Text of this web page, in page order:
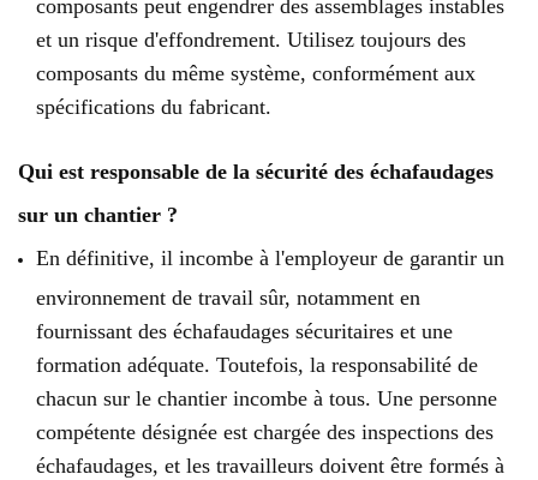
composants peut engendrer des assemblages instables
et un risque d'effondrement. Utilisez toujours des
composants du même système, conformément aux
spécifications du fabricant.
Qui est responsable de la sécurité des échafaudages
sur un chantier ?
En définitive, il incombe à l'employeur de garantir un
environnement de travail sûr, notamment en
fournissant des échafaudages sécuritaires et une
formation adéquate. Toutefois, la responsabilité de
chacun sur le chantier incombe à tous. Une personne
compétente désignée est chargée des inspections des
échafaudages, et les travailleurs doivent être formés à